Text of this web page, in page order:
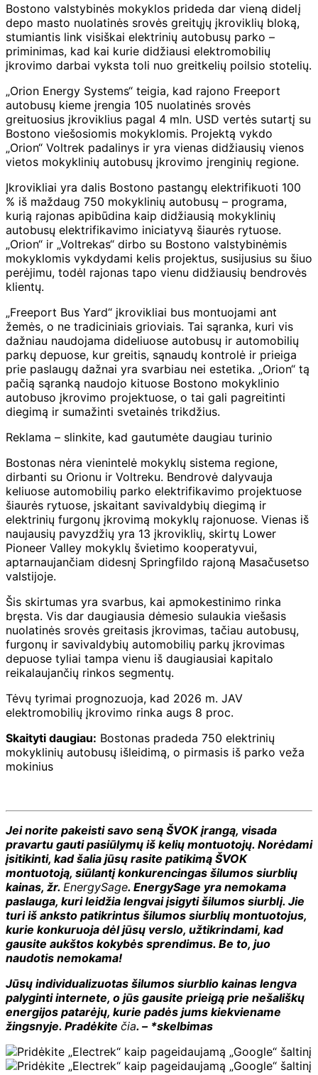
Bostono valstybinės mokyklos prideda dar vieną didelį
depo masto nuolatinės srovės greitųjų įkroviklių bloką,
stumiantis link visiškai elektrinių autobusų parko –
priminimas, kad kai kurie didžiausi elektromobilių
įkrovimo darbai vyksta toli nuo greitkelių poilsio stotelių.
„Orion Energy Systems“ teigia, kad rajono Freeport
autobusų kieme įrengia 105 nuolatinės srovės
greituosius įkroviklius pagal 4 mln. USD vertės sutartį su
Bostono viešosiomis mokyklomis. Projektą vykdo
„Orion“ Voltrek padalinys ir yra vienas didžiausių vienos
vietos mokyklinių autobusų įkrovimo įrenginių regione.
Įkrovikliai yra dalis Bostono pastangų elektrifikuoti 100
% iš maždaug 750 mokyklinių autobusų – programa,
kurią rajonas apibūdina kaip didžiausią mokyklinių
autobusų elektrifikavimo iniciatyvą šiaurės rytuose.
„Orion“ ir „Voltrekas“ dirbo su Bostono valstybinėmis
mokyklomis vykdydami kelis projektus, susijusius su šiuo
perėjimu, todėl rajonas tapo vienu didžiausių bendrovės
klientų.
„Freeport Bus Yard“ įkrovikliai bus montuojami ant
žemės, o ne tradiciniais grioviais. Tai sąranka, kuri vis
dažniau naudojama dideliuose autobusų ir automobilių
parkų depuose, kur greitis, sąnaudų kontrolė ir prieiga
prie paslaugų dažnai yra svarbiau nei estetika. „Orion“ tą
pačią sąranką naudojo kituose Bostono mokyklinio
autobuso įkrovimo projektuose, o tai gali pagreitinti
diegimą ir sumažinti svetainės trikdžius.
Reklama – slinkite, kad gautumėte daugiau turinio
Bostonas nėra vienintelė mokyklų sistema regione,
dirbanti su Orionu ir Voltreku. Bendrovė dalyvauja
keliuose automobilių parko elektrifikavimo projektuose
šiaurės rytuose, įskaitant savivaldybių diegimą ir
elektrinių furgonų įkrovimą mokyklų rajonuose. Vienas iš
naujausių pavyzdžių yra 13 įkroviklių, skirtų Lower
Pioneer Valley mokyklų švietimo kooperatyvui,
aptarnaujančiam didesnį Springfildo rajoną Masačusetso
valstijoje.
Šis skirtumas yra svarbus, kai apmokestinimo rinka
bręsta. Vis dar daugiausia dėmesio sulaukia viešasis
nuolatinės srovės greitasis įkrovimas, tačiau autobusų,
furgonų ir savivaldybių automobilių parkų įkrovimas
depuose tyliai tampa vienu iš daugiausiai kapitalo
reikalaujančių rinkos segmentų.
Tėvų tyrimai prognozuoja, kad 2026 m. JAV
elektromobilių įkrovimo rinka augs 8 proc.
Skaityti daugiau: Bostonas pradeda 750 elektrinių
mokyklinių autobusų išleidimą, o pirmasis iš parko veža
mokinius
Jei norite pakeisti savo seną ŠVOK įrangą, visada
pravartu gauti pasiūlymų iš kelių montuotojų. Norėdami
įsitikinti, kad šalia jūsų rasite patikimą ŠVOK
montuotoją, siūlantį konkurencingas šilumos siurblių
kainas, žr. EnergySage. EnergySage yra nemokama
paslauga, kuri leidžia lengvai įsigyti šilumos siurblį. Jie
turi iš anksto patikrintus šilumos siurblių montuotojus,
kurie konkuruoja dėl jūsų verslo, užtikrindami, kad
gausite aukštos kokybės sprendimus. Be to, juo
naudotis nemokama!
Jūsų individualizuotas šilumos siurblio kainas lengva
palyginti internete, o jūs gausite prieigą prie nešališkų
energijos patarėjų, kurie padės jums kiekviename
žingsnyje. Pradėkite čia. – *skelbimas